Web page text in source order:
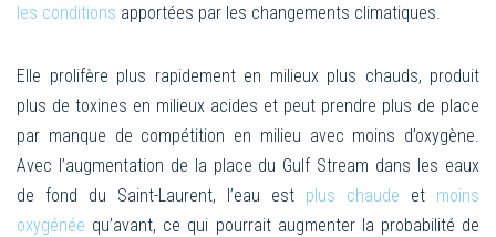
les conditions apportées par les changements climatiques.
Elle prolifère plus rapidement en milieux plus chauds, produit
plus de toxines en milieux acides et peut prendre plus de place
par manque de compétition en milieu avec moins d’oxygène.
Avec l’augmentation de la place du Gulf Stream dans les eaux
de fond du Saint-Laurent, l’eau est plus chaude et moins
oxygénée qu’avant, ce qui pourrait augmenter la probabilité de